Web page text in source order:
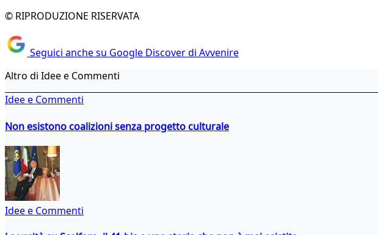
© RIPRODUZIONE RISERVATA
Seguici anche su Google Discover di Avvenire
Altro di Idee e Commenti
Idee e Commenti
Non esistono coalizioni senza progetto culturale
Idee e Commenti